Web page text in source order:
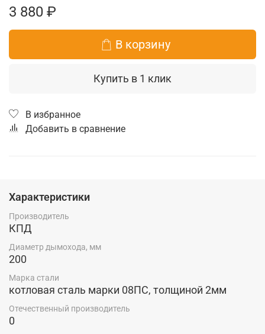
3 880 ₽
В корзину
Купить в 1 клик
В избранное
Добавить в сравнение
Характеристики
Производитель
КПД
Диаметр дымохода, мм
200
Марка стали
котловая сталь марки 08ПС, толщиной 2мм
Отечественный производитель
0